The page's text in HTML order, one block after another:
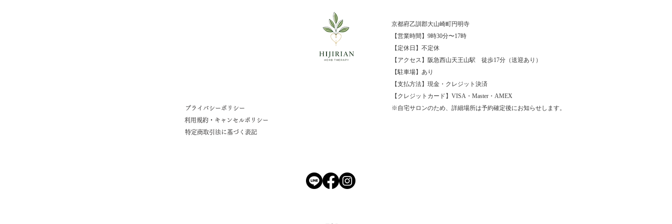
た！
プライバシーポリシー
利用規約・キャンセルポリシー
特定商取引法に基づく表記
京都府乙訓郡大山崎町円明寺
【営業時間】9時30分〜17時
【定休日】不定休​
【アクセス】 阪急西山天王山駅 徒歩17分（送迎あり）
【駐車場】あり
​【支払方法】現金・クレジット決済
​【クレジットカード】VISA・Master・AMEX
※自宅サロンのため、詳細場所は予約確定後にお知らせします。